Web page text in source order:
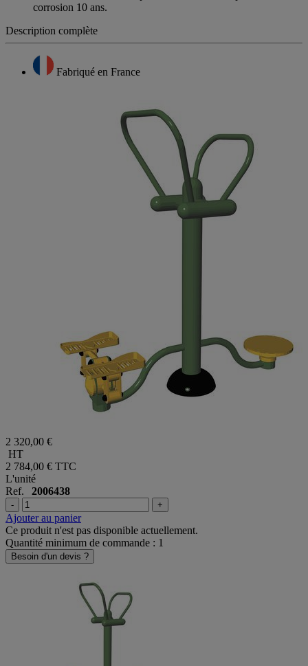
corrosion 10 ans.
Description complète
Fabriqué en France
2 320,00 €
HT
2 784,00 € TTC
L'unité
Ref. 2006438
- +
Ajouter au panier
Ce produit n'est pas disponible actuellement.
Quantité minimum de commande : 1
Besoin d'un devis ?